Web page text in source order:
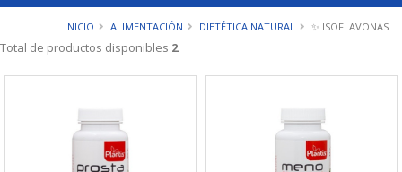
INICIO ALIMENTACIÓN DIETÉTICA NATURAL ✨ ISOFLAVONAS
Total de productos disponibles 2